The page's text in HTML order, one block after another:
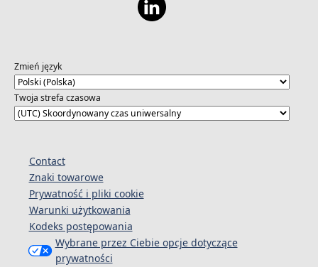
Zmień język
Twoja strefa czasowa
Contact
Znaki towarowe
Prywatność i pliki cookie
Warunki użytkowania
Kodeks postępowania
Wybrane przez Ciebie opcje dotyczące
prywatności